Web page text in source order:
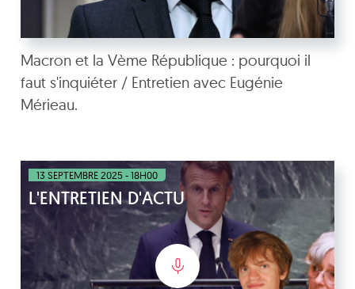
Macron et la Vème République : pourquoi il
faut s'inquiéter / Entretien avec Eugénie
Mérieau.
13 SEPTEMBRE 2025 - 18H00
L'ENTRETIEN D'ACTU